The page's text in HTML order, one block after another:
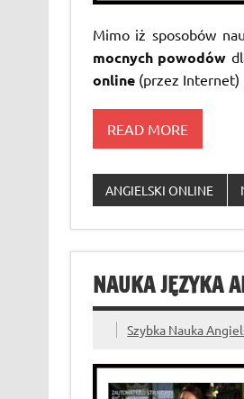
Mimo iż sposobów
mocnych powodów
online(przez Internet)
READ MORE
ANGIELSKI ONLINE
NAUKA JĘZYKA
Szybka Nauka